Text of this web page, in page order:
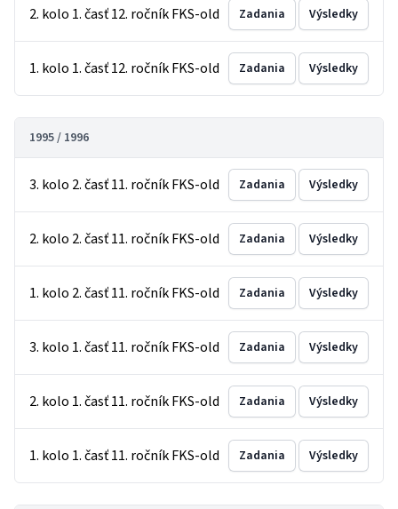
2. kolo 1. časť 12. ročník FKS-old Zadania Výsledky
1. kolo 1. časť 12. ročník FKS-old Zadania Výsledky
1995 / 1996
3. kolo 2. časť 11. ročník FKS-old Zadania Výsledky
2. kolo 2. časť 11. ročník FKS-old Zadania Výsledky
1. kolo 2. časť 11. ročník FKS-old Zadania Výsledky
3. kolo 1. časť 11. ročník FKS-old Zadania Výsledky
2. kolo 1. časť 11. ročník FKS-old Zadania Výsledky
1. kolo 1. časť 11. ročník FKS-old Zadania Výsledky